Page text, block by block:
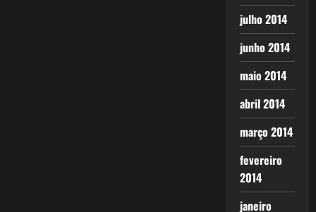
julho 2014
junho 2014
maio 2014
abril 2014
março 2014
fevereiro
2014
janeiro